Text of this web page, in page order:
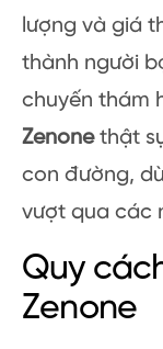
lượng và giá
thành người
chuyến thám
Zenonethật
con đường,
vượt qua các
Quy
Zenone